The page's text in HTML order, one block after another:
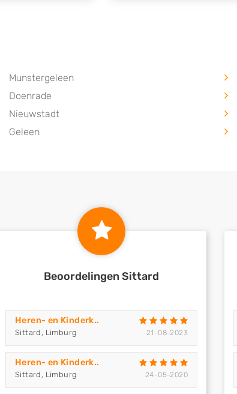
Munstergeleen
Doenrade
Nieuwstadt
Geleen
Beoordelingen Sittard
Heren- en Kinderk..
Sittard, Limburg 21-08-2023
Heren- en Kinderk..
Sittard, Limburg 24-05-2020